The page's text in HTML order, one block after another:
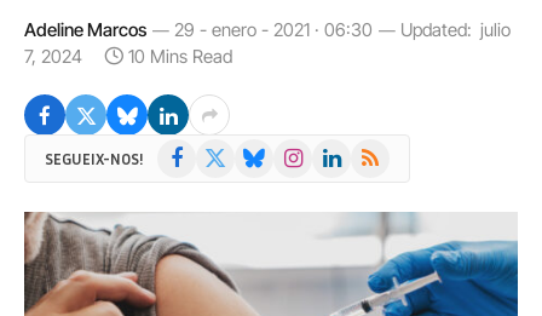
Adeline Marcos 29 - enero - 2021 · 06:30 Updated: julio
7, 2024
10 Mins Read
SEGUEIX-NOS! Facebook BlueskyInstagramLinkedIn
RSS